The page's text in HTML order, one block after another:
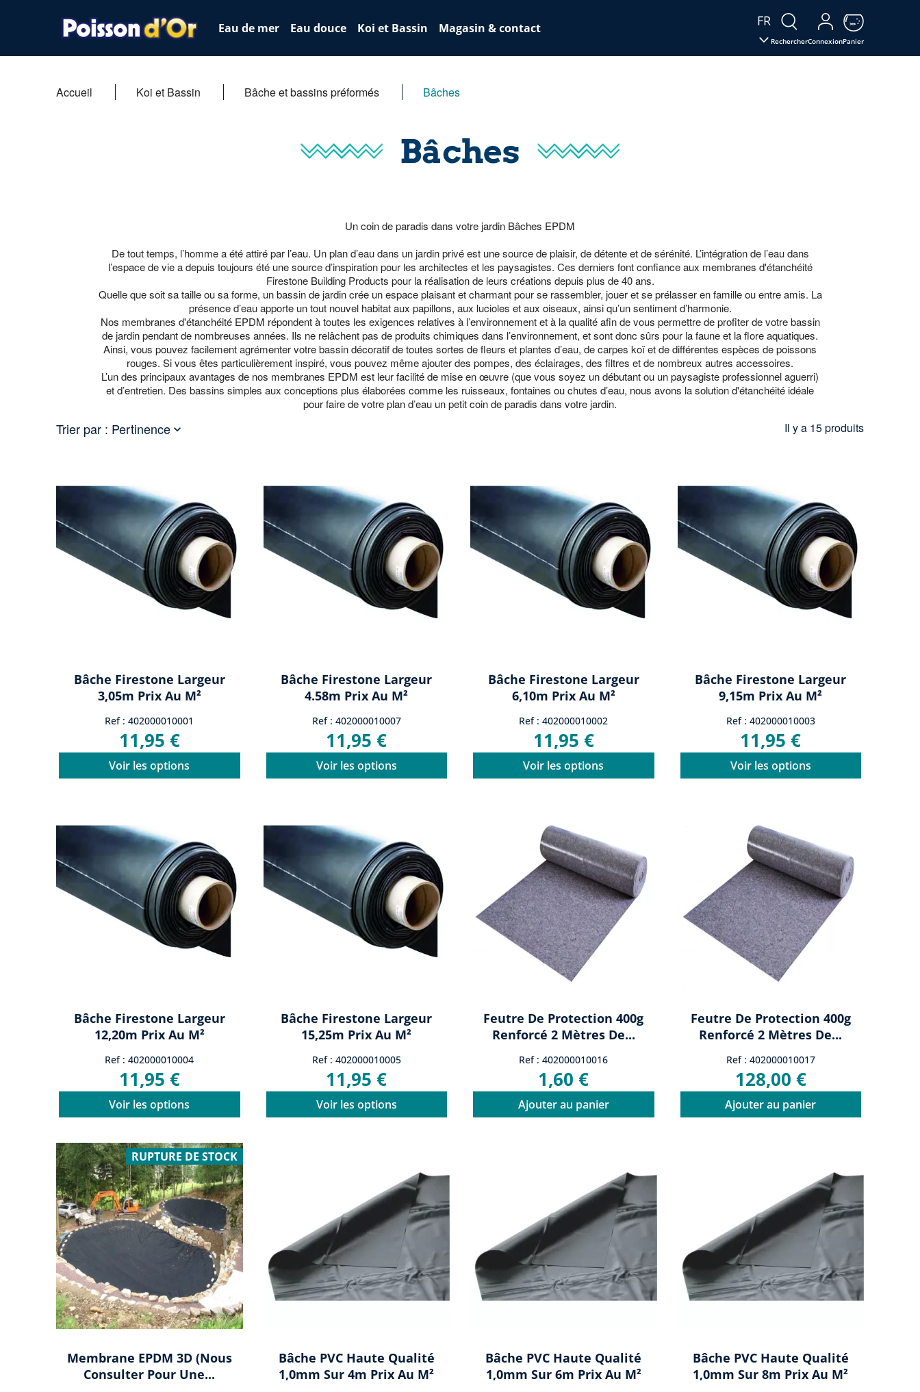
Eau de mer Eau douce Koi et Bassin Magasin & contact FR
RechercherConnexionPanier
Accueil Koi et Bassin Bâche et bassins préformés Bâches
Bâches
Un coin de paradis dans votre jardin Bâches EPDM
De tout temps, l’homme a été attiré par l’eau. Un plan d’eau dans un jardin privé est une source de plaisir, de détente et de sérénité. L’intégration de l’eau dans
l’espace de vie a depuis toujours été une source d’inspiration pour les architectes et les paysagistes. Ces derniers font confiance aux membranes d'étanchéité
Firestone Building Products pour la réalisation de leurs créations depuis plus de 40 ans.
Quelle que soit sa taille ou sa forme, un bassin de jardin crée un espace plaisant et charmant pour se rassembler, jouer et se prélasser en famille ou entre amis. La
présence d’eau apporte un tout nouvel habitat aux papillons, aux lucioles et aux oiseaux, ainsi qu’un sentiment d’harmonie.
Nos membranes d'étanchéité EPDM répondent à toutes les exigences relatives à l’environnement et à la qualité afin de vous permettre de profiter de votre bassin
de jardin pendant de nombreuses années. Ils ne relâchent pas de produits chimiques dans l’environnement, et sont donc sûrs pour la faune et la flore aquatiques.
Ainsi, vous pouvez facilement agrémenter votre bassin décoratif de toutes sortes de fleurs et plantes d’eau, de carpes koï et de différentes espèces de poissons
rouges. Si vous êtes particulièrement inspiré, vous pouvez même ajouter des pompes, des éclairages, des filtres et de nombreux autres accessoires.
L’un des principaux avantages de nos membranes EPDM est leur facilité de mise en œuvre (que vous soyez un débutant ou un paysagiste professionnel aguerri)
et d’entretien. Des bassins simples aux conceptions plus élaborées comme les ruisseaux, fontaines ou chutes d’eau, nous avons la solution d'étanchéité idéale
pour faire de votre plan d’eau un petit coin de paradis dans votre jardin.
Trier par : Pertinence  Il y a 15 produits
Bâche Firestone Largeur
3,05m Prix Au M²
Ref : 402000010001
11,95 €
Voir les options
Bâche Firestone Largeur
4.58m Prix Au M²
Ref : 402000010007
11,95 €
Voir les options
Bâche Firestone Largeur
6,10m Prix Au M²
Ref : 402000010002
11,95 €
Voir les options
Bâche Firestone Largeur
9,15m Prix Au M²
Ref : 402000010003
11,95 €
Voir les options
Bâche Firestone Largeur
12,20m Prix Au M²
Ref : 402000010004
11,95 €
Voir les options
Bâche Firestone Largeur
15,25m Prix Au M²
Ref : 402000010005
11,95 €
Voir les options
Feutre De Protection 400g
Renforcé 2 Mètres De...
Ref : 402000010016
1,60 €
Ajouter au panier
Feutre De Protection 400g
Renforcé 2 Mètres De...
Ref : 402000010017
128,00 €
Ajouter au panier
Membrane EPDM 3D (nous
Consulter Pour Une...
RUPTURE DE STOCK
Bâche PVC Haute Qualité
1,0mm Sur 4m Prix Au M²
Bâche PVC Haute Qualité
1,0mm Sur 6m Prix Au M²
Bâche PVC Haute Qualité
1,0mm Sur 8m Prix Au M²